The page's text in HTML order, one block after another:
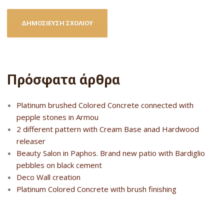
Πρόσφατα άρθρα
Platinum brushed Colored Concrete connected with
pepple stones in Armou
2 different pattern with Cream Base anad Hardwood
releaser
Beauty Salon in Paphos. Brand new patio with Bardiglio
pebbles on black cement
Deco Wall creation
Platinum Colored Concrete with brush finishing